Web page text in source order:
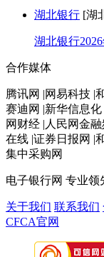
湖北银行 [湖
湖北银行
合作媒体
腾讯网 |网易科技 |
赛迪网 |新华信息
网财经 |人民网金
在线 |证券日报网 |
集中采购网
电子银行网 专业领
关于我们 联系我们
CFCA官网